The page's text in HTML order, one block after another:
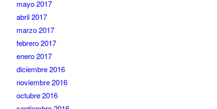
mayo 2017
abril 2017
marzo 2017
febrero 2017
enero 2017
diciembre 2016
noviembre 2016
octubre 2016